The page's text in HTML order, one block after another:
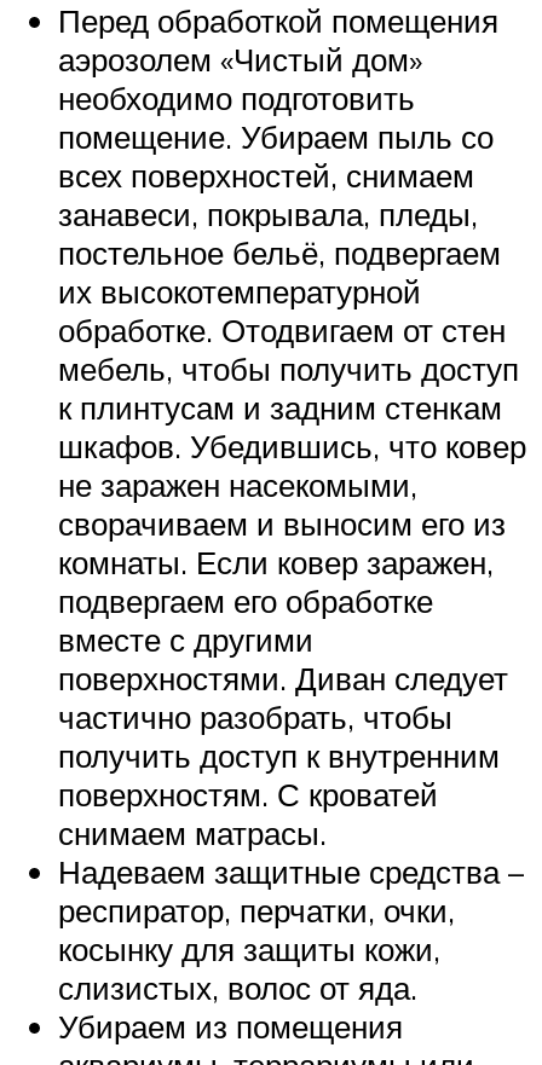
Перед обработкой помещения
аэрозолем «Чистый дом»
необходимо подготовить
помещение. Убираем пыль со
всех поверхностей, снимаем
занавеси, покрывала, пледы,
постельное бельё, подвергаем
их высокотемпературной
обработке. Отодвигаем от стен
мебель, чтобы получить доступ
к плинтусам и задним стенкам
шкафов. Убедившись, что ковер
не заражен насекомыми,
сворачиваем и выносим его из
комнаты. Если ковер заражен,
подвергаем его обработке
вместе с другими
поверхностями. Диван следует
частично разобрать, чтобы
получить доступ к внутренним
поверхностям. С кроватей
снимаем матрасы.
Надеваем защитные средства –
респиратор, перчатки, очки,
косынку для защиты кожи,
слизистых, волос от яда.
Убираем из помещения